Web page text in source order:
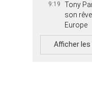
9:19
Tony
son
Europe
Afficher